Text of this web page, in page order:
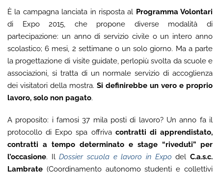
È la campagna lanciata in risposta al Programma Volontari
di Expo 2015, che propone diverse modalità di
partecipazione: un anno di servizio civile o un intero anno
scolastico; 6 mesi, 2 settimane o un solo giorno. Ma a parte
la progettazione di visite guidate, perlopiù svolta da scuole e
associazioni, si tratta di un normale servizio di accoglienza
dei visitatori della mostra. Si definirebbe un vero e proprio
lavoro, solo non pagato.
A proposito: i famosi 37 mila posti di lavoro? Un anno fa il
protocollo di Expo spa offrivacontratti di apprendistato,
contratti a tempo determinato e stage “riveduti” per
l’occasione. IlDossier scuola e lavoro in Expo delC.a.s.c.
Lambrate (Coordinamento autonomo studenti e collettivi